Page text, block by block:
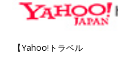
【Yahoo!トラベル